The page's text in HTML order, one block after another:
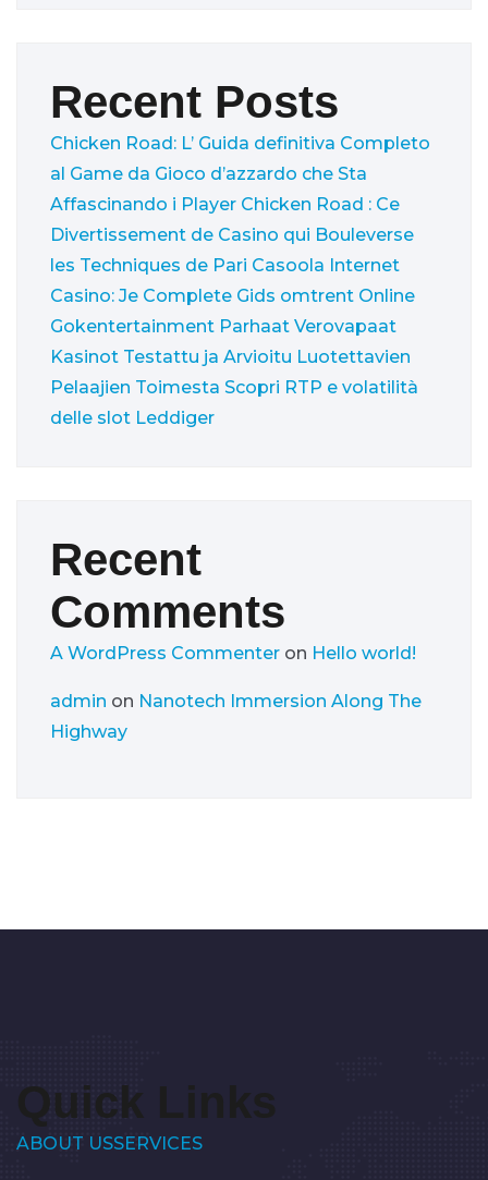
Recent Posts
Chicken Road: L’ Guida definitiva Completo
al Game da Gioco d’azzardo che Sta
Affascinando i Player Chicken Road : Ce
Divertissement de Casino qui Bouleverse
les Techniques de Pari Casoola Internet
Casino: Je Complete Gids omtrent Online
Gokentertainment Parhaat Verovapaat
Kasinot Testattu ja Arvioitu Luotettavien
Pelaajien Toimesta Scopri RTP e volatilità
delle slot Leddiger
Recent
Comments
A WordPress Commenter on Hello world!
admin on Nanotech Immersion Along The
Highway
Quick Links
ABOUT USSERVICES